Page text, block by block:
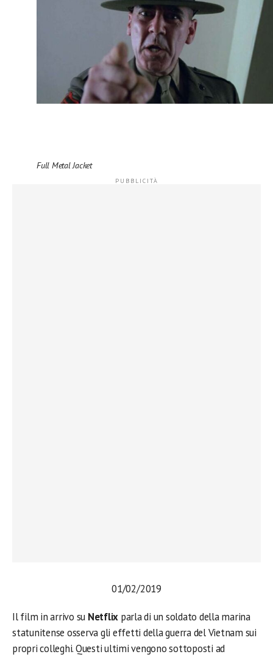
Full Metal Jacket
01/02/2019
Il film in arrivo su Netflix parla di un soldato della marina
statunitense osserva gli effetti della guerra del Vietnam sui
propri colleghi. Questi ultimi vengono sottoposti ad